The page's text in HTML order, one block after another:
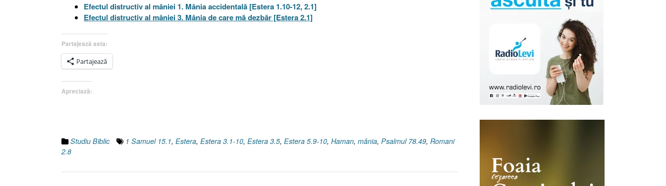
Efectul distructiv al mâniei 1. Mânia accidentală [Estera 1.10-12, 2.1]
Efectul distructiv al mâniei 3. Mânia de care mă dezbăr [Estera 2.1]
Partajează asta:
Partajează
Apreciază:
Studiu Biblic 1 Samuel 15.1, Estera, Estera 3.1-10, Estera 3.5, Estera 5.9-10, Haman, mânia, Psalmul 78.49, Romani
2.8